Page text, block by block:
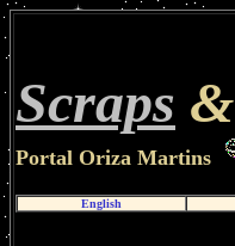
Scraps &
Portal Oriza Martins
English